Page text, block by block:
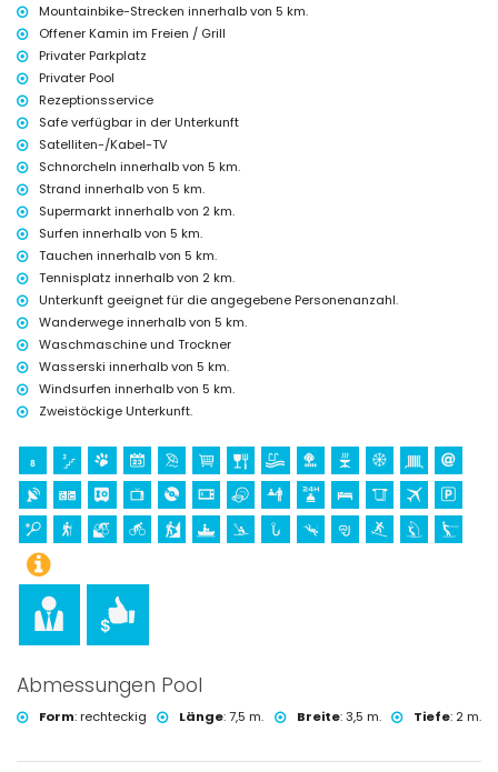
Sehenswürdigkeiten und Kultur in Jávea, Costa Blanca
Museum (Pueblo Histórico, Jávea), Kirche (San Bartolomé, Jávea),
Ruine (Pueblo Histórico, Jávea), Denkmal (Pueblo Histórico, Jávea),
architektonisches Gebäude (Pueblo Histórico, Jávea), historischer Ort
(Pueblo Histórico und Jávea) (innerhalb von 10 Kilometern von der
Unterkunft)
Burg (Portal de la Vila und Denia) (innerhalb von 25 Kilometern von der
Unterkunft)
Sportmöglichkeiten
Tennis, Wandern, Mountainbiking, Radfahren, Klettern, Kanufahren,
Kajakfahren, Angeln, Tauchen, Schnorcheln, Surfen, Windsurfen und
Wasserskifahren (innerhalb von 5 Kilometern von der Villa)
Golf (Jávea Golf Club, Jávea) und Reiten (innerhalb von 10 Kilometern
von der Villa)
Mountainbike-Strecken innerhalb von 5 km.
Offener Kamin im Freien / Grill
Privater Parkplatz
Privater Pool
Rezeptionsservice
Safe verfügbar in der Unterkunft
Satelliten-/Kabel-TV
Schnorcheln innerhalb von 5 km.
Strand innerhalb von 5 km.
Supermarkt innerhalb von 2 km.
Surfen innerhalb von 5 km.
Tauchen innerhalb von 5 km.
Tennisplatz innerhalb von 2 km.
Unterkunft geeignet für die angegebene Personenanzahl.
Wanderwege innerhalb von 5 km.
Waschmaschine und Trockner
Wasserski innerhalb von 5 km.
Windsurfen innerhalb von 5 km.
Zweistöckige Unterkunft.
Abmessungen Pool
Form:rechteckig Länge:7,5 m. Breite:3,5 m. Tiefe: 2 m.